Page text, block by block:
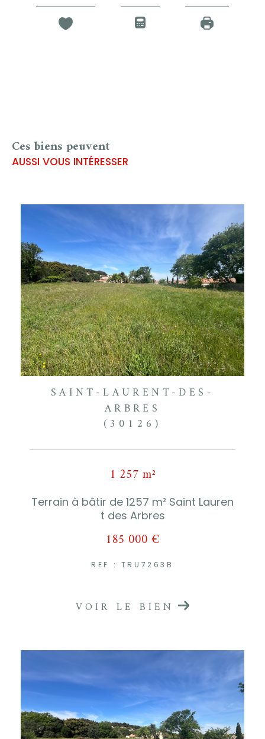
Ces biens peuvent
AUSSI VOUS INTÉRESSER
SAINT-LAURENT-DES-
ARBRES
(30126)
1 257 m²
Terrain à bâtir de 1257 m² Saint Lauren
t des Arbres
185 000 €
REF : TRU7263B
VOIR LE BIEN